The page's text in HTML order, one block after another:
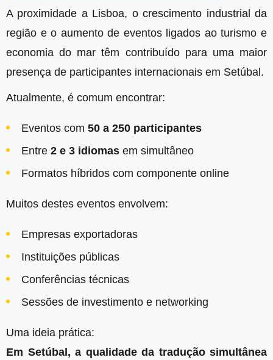
A proximidade a Lisboa, o crescimento industrial da
região e o aumento de eventos ligados ao turismo e
economia do mar têm contribuído para uma maior
presença de participantes internacionais em Setúbal.
Atualmente, é comum encontrar:
Eventos com 50 a 250 participantes
Entre 2 e 3 idiomas em simultâneo
Formatos híbridos com componente online
Muitos destes eventos envolvem:
Empresas exportadoras
Instituições públicas
Conferências técnicas
Sessões de investimento e networking
Uma ideia prática:
Em Setúbal, a qualidade da tradução simultânea